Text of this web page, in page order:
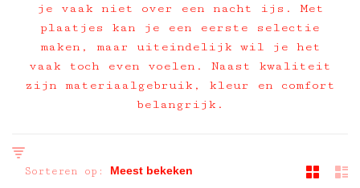
je vaak niet over een nacht ijs. Met
plaatjes kan je een eerste selectie
maken, maar uiteindelijk wil je het
vaak toch even voelen. Naast kwaliteit
zijn materiaalgebruik, kleur en comfort
belangrijk.
Sorteren op: